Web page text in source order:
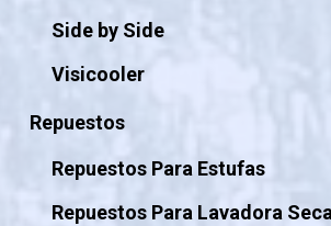
Side by Side
Visicooler
Repuestos
Repuestos Para Estufas
Repuestos Para Lavadora